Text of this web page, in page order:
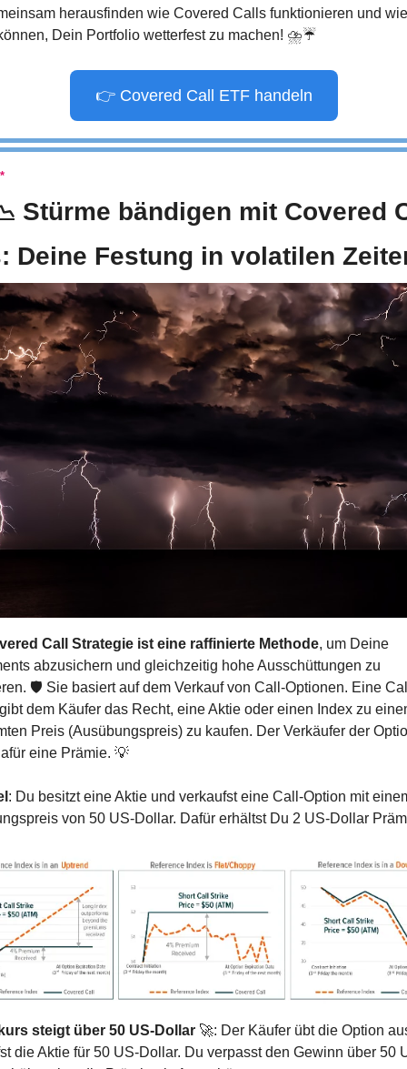
herausfinden wie Covered Calls funktionieren und
Dein Portfolio wetterfest zu machen! ⛈️☔
👉 Covered Call ETF handeln
Stürme bändigen mit Covered
Deine Festung in volatilen
Call Strategie ist eine raffinierte Methode, um Deine
abzusichern und gleichzeitig hohe Ausschüttungen zu
🛡️ Sie basiert auf dem Verkauf von Call-Optionen. Eine
dem Käufer das Recht, eine Aktie oder einen Index zu
Preis (Ausübungspreis) zu kaufen. Der Verkäufer der
eine Prämie. 💡
: Du besitzt eine Aktie und verkaufst eine Call-Option mit
von 50 US-Dollar. Dafür erhältst Du 2 US-Dollar
steigt über 50 US-Dollar 🚀: Der Käufer übt die Option
die Aktie für 50 US-Dollar. Du verpasst den Gewinn über 50